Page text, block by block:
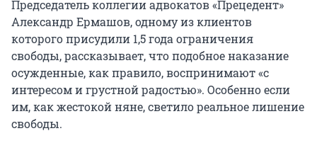
Председатель коллегии адвокатов «Прецедент»
Александр Ермашов, одному из клиентов
которого присудили 1,5 года ограничения
свободы, рассказывает, что подобное наказание
осужденные, как правило, воспринимают «с
интересом и грустной радостью». Особенно если
им, как жестокой няне, светило реальное лишение
свободы.